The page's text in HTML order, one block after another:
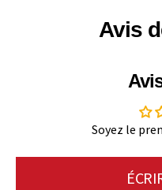
Avis
Soyez le